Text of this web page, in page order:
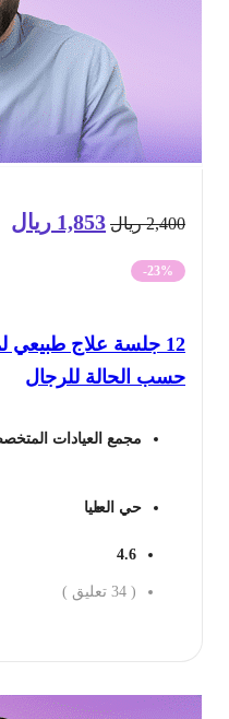
ريالالسعر
الأصلي
2,400 ريال.
1,853 ريالالسعر
1,853 ريال.
الحالة للرجال
مجمع العيادات المتخصصة
حي العليا
تعليق )